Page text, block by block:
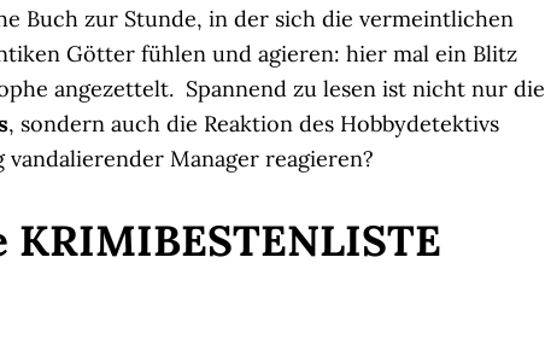
Buch zur Stunde, in der sich die vermeintlichen
Götter fühlen und agieren: hier mal ein Blitz
angezettelt. Spannend zu lesen ist nicht nur die
, sondern auch die Reaktion des Hobbydetektivs
Manager reagieren?